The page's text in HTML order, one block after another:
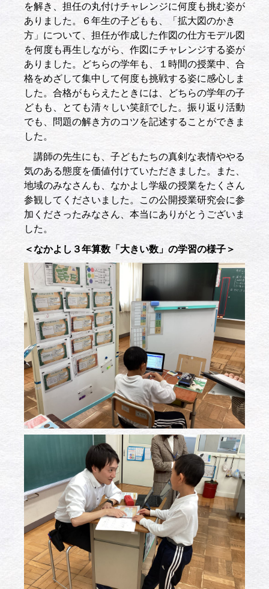
を解き、担任の丸付けチャレンジに何度も挑む姿が
ありました。６年生の子どもも、「拡大図のかき
方」について、担任が作成した作図の仕方モデル図
を何度も再生しながら、作図にチャレンジする姿が
ありました。どちらの学年も、１時間の授業中、合
格をめざして集中して何度も挑戦する姿に感心しま
した。合格がもらえたときには、どちらの学年の子
どもも、とても清々しい笑顔でした。振り返り活動
でも、問題の解き方のコツを記述することができま
した。
講師の先生にも、子どもたちの真剣な表情ややる
気のある態度を価値付けていただきました。また、
地域のみなさんも、なかよし学級の授業をたくさん
参観してくださいました。この公開授業研究会に参
加くださったみなさん、本当にありがとうございま
した。
＜なかよし３年算数「大きい数」の学習の様子＞